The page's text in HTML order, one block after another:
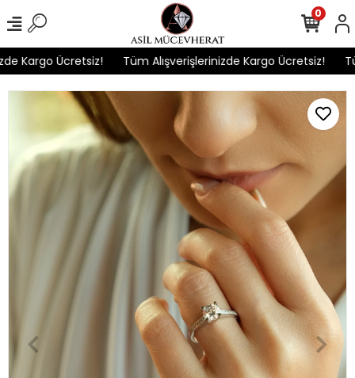
Kargo Ücretsiz! Tüm Alışverişlerinizde Kargo Ücretsiz!
0